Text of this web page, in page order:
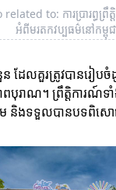
to: ការប្រារព្ធព្រឹ
អំពីមរតកវប្បធម៌នៅកម្ពុជ
ដែលគួរត្រូវបានរៀបចំ
បុរាណ។ ព្រឹត្តិការណ៍ទាំ
និងទទួលបានបទពិសោ